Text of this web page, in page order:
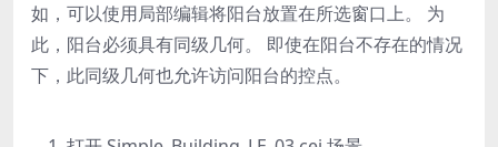
如，可以使用局部编辑将阳台放置在所选窗口上。 为
此，阳台必须具有同级几何。 即使在阳台不存在的情况
下，此同级几何也允许访问阳台的控点。